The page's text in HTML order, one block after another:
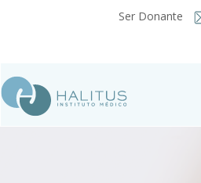
Ser Donante